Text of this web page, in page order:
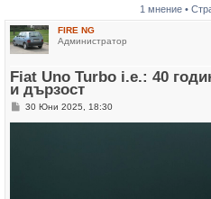
1 мнение •
FIRE NG
Администратор
Fiat Uno Turbo i.е.: 40
и дързост
М30 Юни 2025, 18:30